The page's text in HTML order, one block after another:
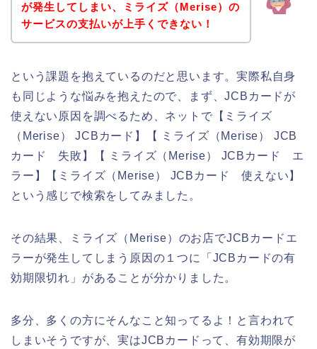
が発生してしまい、ミライズ（Merise）の
サービスの支払いが上手くできない！
という課題を抱えているのだと思います。実際私自身
も同じような悩みを抱えたので、まず、JCBカードが
使えない原因を調べるため、ネットで【ミライズ
（Merise） JCBカード】【 ミライズ（Merise） JCB
カード 失敗】【 ミライズ（Merise） JCBカード エ
ラー】【ミライズ（Merise） JCBカード 使えない】
という感じで検索をしてみました。
その結果、ミライズ（Merise）のお店でJCBカードエ
ラーが発生してしまう原因の１つに「JCBカードの有
効期限切れ」があることが分かりました。
多分、多くの方にそんなこと知ってるよ！と言われて
しまいそうですが、実はJCBカードって、有効期限が